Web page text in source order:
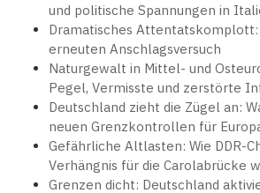
und politische Spannungen in
Dramatisches
erneuten Anschlagsversuch
Naturgewalt in Mittel- und
Pegel, Vermisste und zerstörte
Deutschland zieht die Zügel an:
neuen Grenzkontrollen für
Gefährliche Altlasten: Wie DDR-
Verhängnis für die Carolabrücke
Grenzen dicht: Deutschland